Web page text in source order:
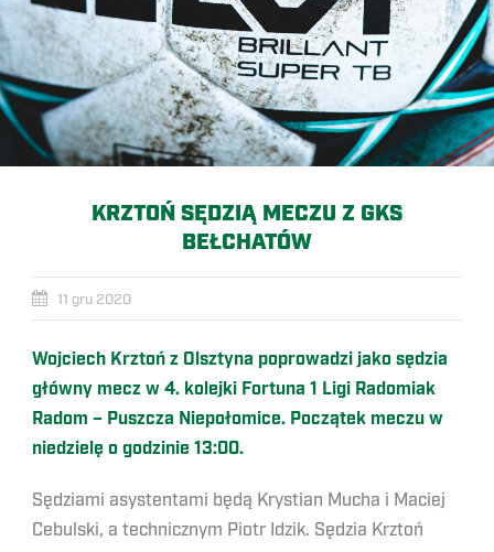
KRZTOŃ SĘDZIĄ MECZU Z GKS
BEŁCHATÓW
11 gru 2020
Wojciech Krztoń z Olsztyna poprowadzi jako sędzia
główny mecz w 4. kolejki Fortuna 1 Ligi Radomiak
Radom – Puszcza Niepołomice. Początek meczu w
niedzielę o godzinie 13:00.
Sędziami asystentami będą Krystian Mucha i Maciej
Cebulski, a technicznym Piotr Idzik. Sędzia Krztoń